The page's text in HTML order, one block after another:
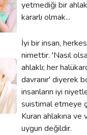
yetmediği bir
kararlı olmak...
İyi bir insan,
nimettir. 'Nasıl
ahlaklı; her
davranır' diyerek
insanların iyi
suistimal etmeye
Kuran ahlakına ve
uygun değildir.